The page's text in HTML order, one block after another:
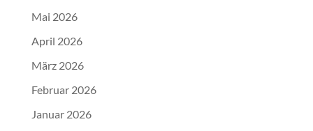
Mai 2026
April 2026
März 2026
Februar 2026
Januar 2026